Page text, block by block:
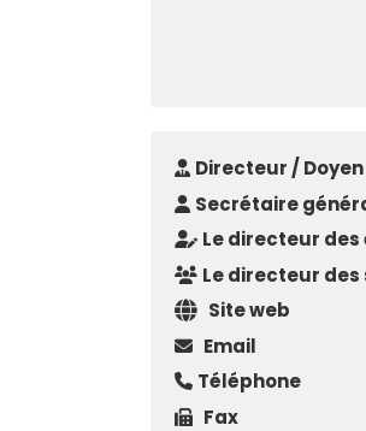
Directeur / Doyen
Secrétaire
Le directeur
Le directeur
Site web
Email
Téléphone
Fax